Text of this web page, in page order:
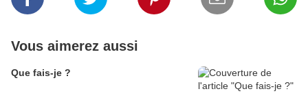
Vous aimerez aussi
Que fais-je ?